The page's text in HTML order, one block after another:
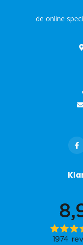
de online